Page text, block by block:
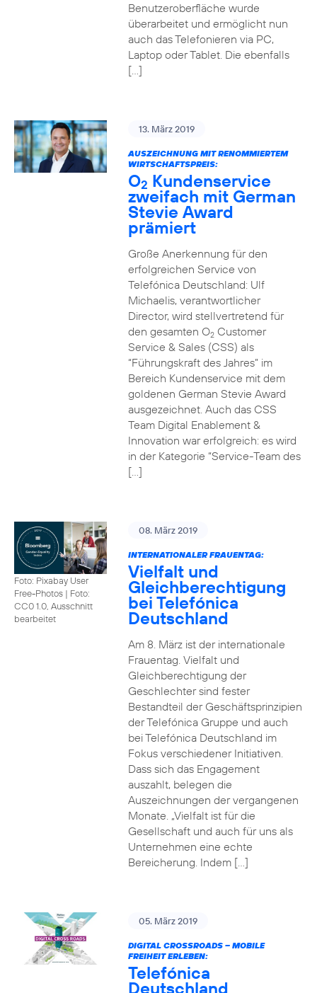
Benutzeroberfläche wurde
überarbeitet und ermöglicht nun
auch das Telefonieren via PC,
Laptop oder Tablet. Die ebenfalls
[…]
13. März 2019
AUSZEICHNUNG MIT RENOMMIERTEM
WIRTSCHAFTSPREIS:
O2 Kundenservice
zweifach mit German
Stevie Award
prämiert
Große Anerkennung für den
erfolgreichen Service von
Telefónica Deutschland: Ulf
Michaelis, verantwortlicher
Director, wird stellvertretend für
den gesamten O2Customer
Service & Sales (CSS) als
“Führungskraft des Jahres” im
Bereich Kundenservice mit dem
goldenen German Stevie Award
ausgezeichnet. Auch das CSS
Team Digital Enablement &
Innovation war erfolgreich: es wird
in der Kategorie “Service-Team des
[…]
Foto: Pixabay User
Free-Photos | Foto:
CC0 1.0, Ausschnitt
bearbeitet
08. März 2019
INTERNATIONALER FRAUENTAG:
Vielfalt und
Gleichberechtigung
bei Telefónica
Deutschland
Am 8. März ist der internationale
Frauentag. Vielfalt und
Gleichberechtigung der
Geschlechter sind fester
Bestandteil der Geschäftsprinzipien
der Telefónica Gruppe und auch
bei Telefónica Deutschland im
Fokus verschiedener Initiativen.
Dass sich das Engagement
auszahlt, belegen die
Auszeichnungen der vergangenen
Monate. „Vielfalt ist für die
Gesellschaft und auch für uns als
Unternehmen eine echte
Bereicherung. Indem […]
05. März 2019
DIGITAL CROSSROADS – MOBILE
FREIHEIT ERLEBEN:
Telefónica
Deutschland